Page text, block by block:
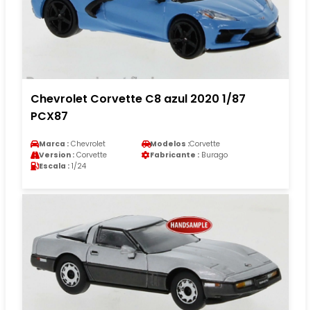
Chevrolet Corvette C8 azul 2020 1/87
PCX87
Marca : Chevrolet Modelos :Corvette
Version : Corvette Fabricante : Burago
Escala : 1/24